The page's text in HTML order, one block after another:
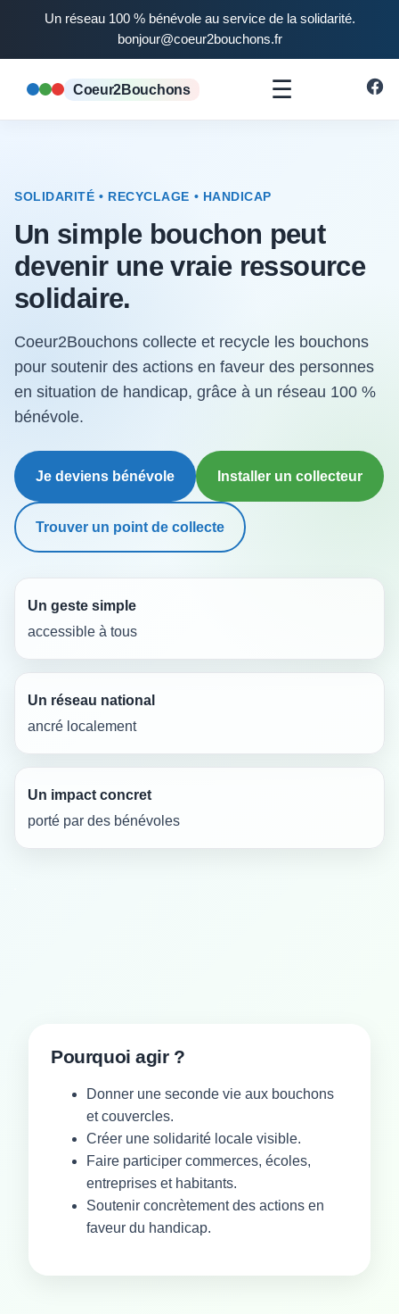
Un réseau 100 % bénévole au service de la solidarité.
bonjour@coeur2bouchons.fr
Coeur2Bouchons ☰
SOLIDARITÉ • RECYCLAGE • HANDICAP
Un simple bouchon peut
devenir une vraie ressource
solidaire.
Coeur2Bouchons collecte et recycle les bouchons
pour soutenir des actions en faveur des personnes
en situation de handicap, grâce à un réseau 100 %
bénévole.
Je deviens bénévole Installer un collecteur
Trouver un point de collecte
Un geste simple
accessible à tous
Un réseau national
ancré localement
Un impact concret
porté par des bénévoles
Pourquoi agir ?
Donner une seconde vie aux bouchons
et couvercles.
Créer une solidarité locale visible.
Faire participer commerces, écoles,
entreprises et habitants.
Soutenir concrètement des actions en
faveur du handicap.